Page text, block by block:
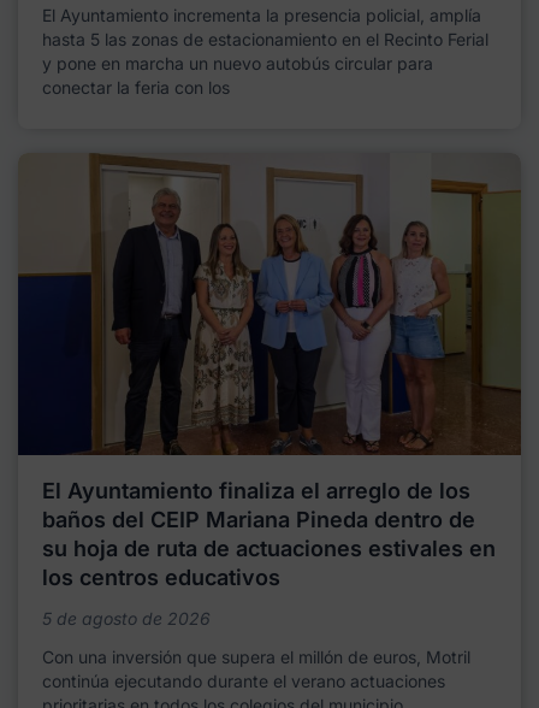
El Ayuntamiento incrementa la presencia policial, amplía
hasta 5 las zonas de estacionamiento en el Recinto Ferial
y pone en marcha un nuevo autobús circular para
conectar la feria con los
El Ayuntamiento finaliza el arreglo de los
baños del CEIP Mariana Pineda dentro de
su hoja de ruta de actuaciones estivales en
los centros educativos
5 de agosto de 2026
Con una inversión que supera el millón de euros, Motril
continúa ejecutando durante el verano actuaciones